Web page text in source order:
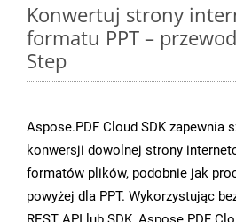
Konwertuj strony
formatu PPT –
Step
Aspose.PDF Cloud SDK zapewnia
konwersji dowolnej strony
formatów plików, podobnie jak
powyżej dla PPT. Wykorzystując